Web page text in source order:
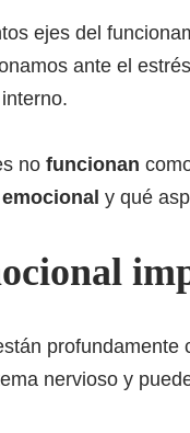
ejes del
ante el
no funcionan
y qué
nervioso y